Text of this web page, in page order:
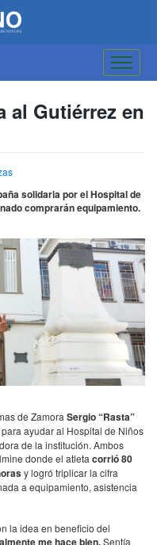
al Gutiérrez en
solidaria por el Hospital de
comprarán equipamiento.
de Zamora Sergio “Rasta”
ayudar al Hospital de Niños
de la institución. Ambos
donde el atleta corrió 80
y logró triplicar la cifra
a equipamiento, asistencia
la idea en beneficio del
me hace bien.Sentía